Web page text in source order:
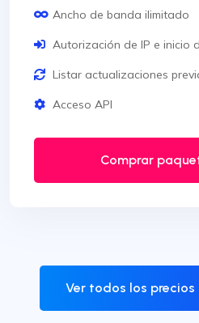
Ancho de banda ilimitado
Autorización de IP e inicio
Listar actualizaciones
Acceso API
Comprar
Ver todos los